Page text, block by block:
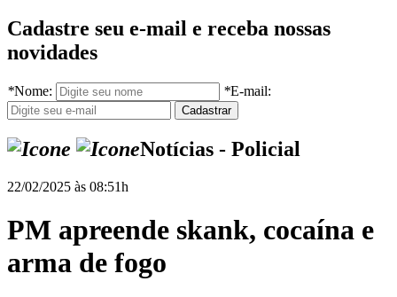
Cadastre seu e-mail e receba nossas
novidades
*Nome: *E-mail:
Notícias - Policial
22/02/2025 às 08:51h
PM apreende skank, cocaína e
arma de fogo